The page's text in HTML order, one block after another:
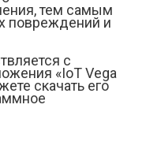
тем самым
повреждений и
с
«IoT Vega
скачать его